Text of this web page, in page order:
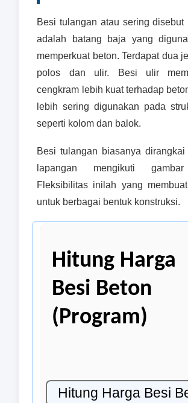
Besi tulangan atau sering disebut
adalah batang baja yang
memperkuat beton. Terdapat dua
polos dan ulir. Besi ulir
cengkram lebih kuat terhadap
lebih sering digunakan pada
seperti kolom dan balok.
Besi tulangan biasanya
lapangan mengikuti
Fleksibilitas inilah yang
untuk berbagai bentuk konstruksi.